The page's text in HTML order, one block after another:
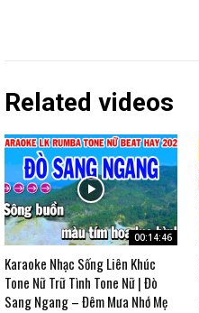
Related videos
00:14:46
Karaoke Nhạc Sống Liên Khúc
Tone Nữ Trữ Tình Tone Nữ | Đò
Sang Ngang – Đêm Mưa Nhớ Mẹ